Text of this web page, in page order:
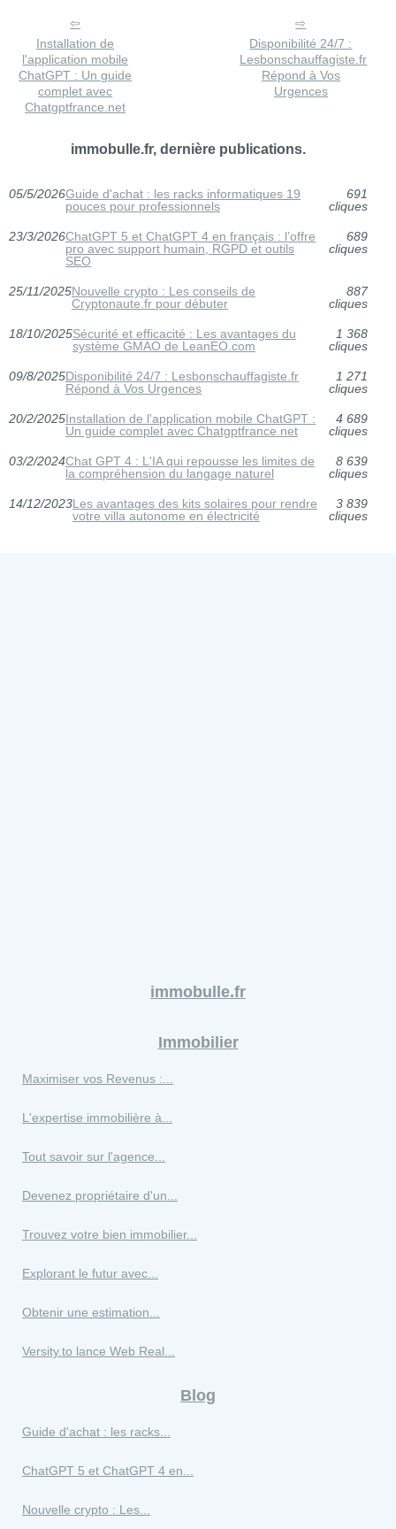
Installation de
l'application mobile
ChatGPT : Un guide
complet avec
Chatgptfrance.net
Disponibilité 24/7 :
Lesbonschauffagiste.fr
Répond à Vos
Urgences
immobulle.fr, dernière publications.
05/5/2026Guide d'achat : les racks informatiques 19
pouces pour professionnels
691
cliques
23/3/2026ChatGPT 5 et ChatGPT 4 en français : l’offre
pro avec support humain, RGPD et outils
SEO
689
cliques
25/11/2025Nouvelle crypto : Les conseils de
Cryptonaute.fr pour débuter
887
cliques
18/10/2025Sécurité et efficacité : Les avantages du
système GMAO de LeanEO.com
1 368
cliques
09/8/2025Disponibilité 24/7 : Lesbonschauffagiste.fr
Répond à Vos Urgences
1 271
cliques
20/2/2025Installation de l'application mobile ChatGPT :
Un guide complet avec Chatgptfrance.net
4 689
cliques
03/2/2024Chat GPT 4 : L'IA qui repousse les limites de
la compréhension du langage naturel
8 639
cliques
14/12/2023Les avantages des kits solaires pour rendre
votre villa autonome en électricité
3 839
cliques
immobulle.fr
Immobilier
Maximiser vos Revenus :...
L'expertise immobilière à...
Tout savoir sur l'agence...
Devenez propriétaire d'un...
Trouvez votre bien immobilier...
Explorant le futur avec...
Obtenir une estimation...
Versity.to lance Web Real...
Blog
Guide d'achat : les racks...
ChatGPT 5 et ChatGPT 4 en...
Nouvelle crypto : Les...